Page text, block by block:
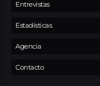
Entrevistas
Estadísticas
Agencia
Contacto